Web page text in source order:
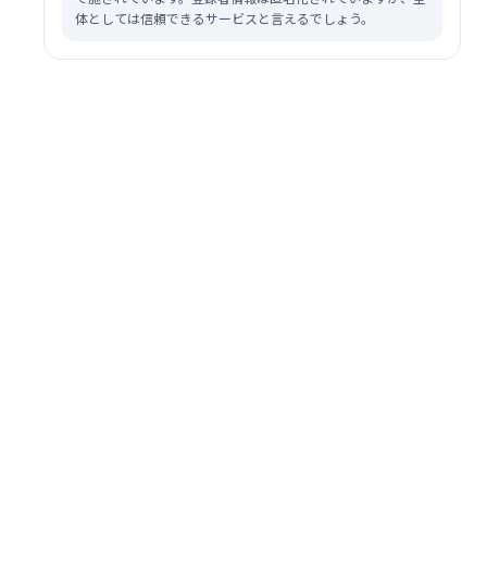
体としては信頼できるサービスと言えるでしょう。